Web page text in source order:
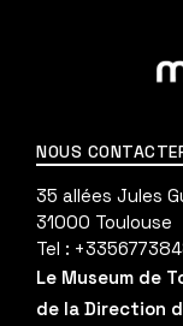
NOUS
35 allées Jules
31000 Toulouse
Tel :
Le Museum de
de la Direction